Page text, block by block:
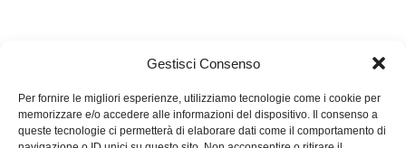
Gestisci Consenso
Per fornire le migliori esperienze, utilizziamo tecnologie come i cookie per
memorizzare e/o accedere alle informazioni del dispositivo. Il consenso a
queste tecnologie ci permetterà di elaborare dati come il comportamento di